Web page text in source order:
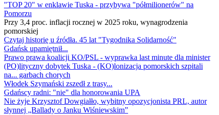
"TOP 20" w enklawie Tuska - przybywa "półmilionerów" na
Pomorzu
Przy 3,4 proc. inflacji rocznej w 2025 roku, wynagrodzenia
pomorskiej
Czytaj historię u źródła. 45 lat "Tygodnika Solidarność"
Gdańsk upamiętnił...
Prawo prawa koalicji KO/PSL - wyprawka last minute dla minister
(PO)lityczny dobytek Tuska - (KO)lonizacja pomorskich szpitali
na... garbach chorych
Włodek Szymański zszedł z trasy...
Gdańscy radni: "nie" dla honorowania UPA
Nie żyje Krzysztof Dowgiałło, wybitny opozycjonista PRL, autor
słynnej „Ballady o Janku Wiśniewskim”